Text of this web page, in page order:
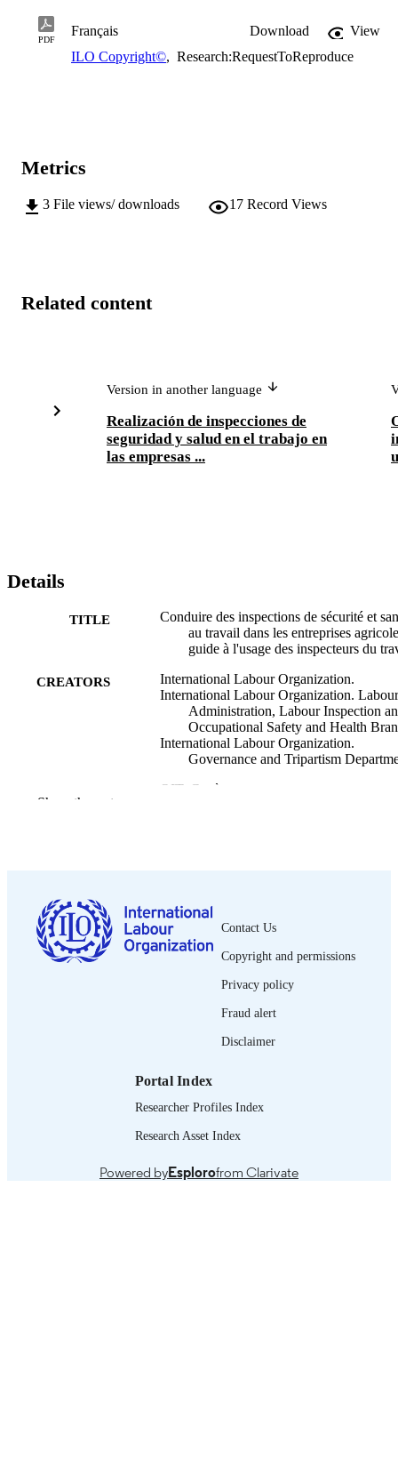
PDF
Français Download
View
ILO Copyright©, Research:RequestToReproduce
Metrics
3 File views/ downloads 17 Record Views
Related content
Version in another language
Realización de inspecciones de
seguridad y salud en el trabajo en
las empresas ...
Details
TITLE
Conduire des inspections de sécurité et
au travail dans les entreprises
guide à l'usage des inspecteurs du
CREATORS
International Labour Organization.
International Labour Organization. Labour
Administration, Labour Inspection
Occupational Safety and Health
International Labour Organization.
Governance and Tripartism
OIT; Genève
NUMBER OF
PAGES
xi, 97 p.
995219489002676
1. Introduction -- 2. Les connaissances et
travail -- 3.Le processus d'inspection.
Show the rest
Contact Us
Copyright and permissions
Privacy policy
Fraud alert
Disclaimer
Portal Index
Researcher Profiles Index
Research Asset Index
Powered byEsplorofrom Clarivate